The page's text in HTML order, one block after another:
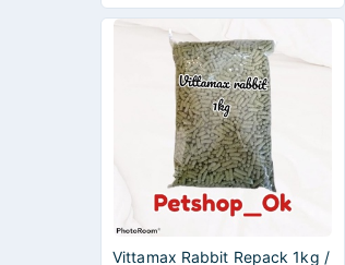
Vittamax Rabbit Repack 1kg /